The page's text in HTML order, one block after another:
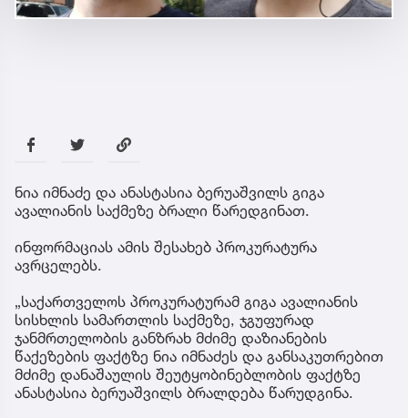
ნია იმნაძე და ანასტასია ბერუაშვილს გიგა
ავალიანის საქმეზე ბრალი წარედგინათ.
ინფორმაციას ამის შესახებ პროკურატურა
ავრცელებს.
„საქართველოს პროკურატურამ გიგა ავალიანის
სისხლის სამართლის საქმეზე, ჯგუფურად
ჯანმრთელობის განზრახ მძიმე დაზიანების
წაქეზების ფაქტზე ნია იმნაძეს და განსაკუთრებით
მძიმე დანაშაულის შეუტყობინებლობის ფაქტზე
ანასტასია ბერუაშვილს ბრალდება წარუდგინა.